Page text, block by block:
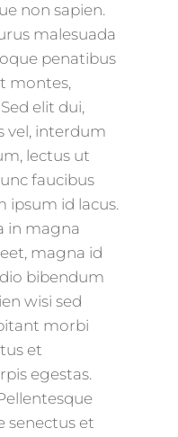
non sapien.
malesuada
penatibus
montes,
elit dui,
vel, interdum
lectus ut
faucibus
ipsum id lacus.
in magna
magna id
bibendum
wisi sed
morbi
et
egestas.
senectus et